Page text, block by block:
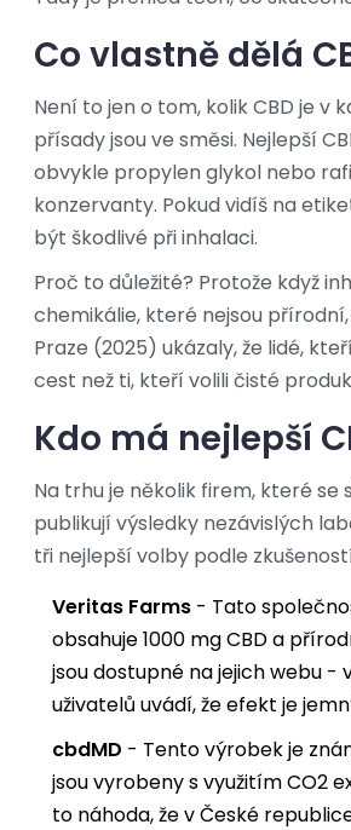
Co vlastně dělá
Není to jen o tom, kolik CBD je v
přísady jsou ve směsi. Nejlepší
obvykle propylen glykol nebo
konzervanty. Pokud vidíš na
být škodlivé při inhalaci.
Proč to důležité? Protože když
chemikálie, které nejsou
Praze (2025) ukázaly, že lidé,
cest než ti, kteří volili čisté
Kdo má nejlepší
Na trhu je několik firem, které
publikují výsledky nezávislých
tři nejlepší volby podle
Veritas Farms - Tato
obsahuje 1000 mg CBD a
jsou dostupné na jejich webu
uživatelů uvádí, že efekt je
cbdMD - Tento výrobek je
jsou vyrobeny s využitím CO2
to náhoda, že v České